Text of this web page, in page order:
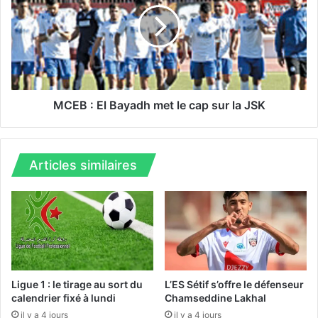
t
a
c
e
e
s
p
e
i
v
e
B
:
E
l
B
h
m
e
e
c
a
p
s
u
MCEB : El Bayadh met le cap sur la JSK
Articles similaires
Ligue 1 : le tirage au sort du
calendrier fixé à lundi
il y a 4 jours
L’ES Sétif s’offre le défenseur
Chamseddine Lakhal
il y a 4 jours